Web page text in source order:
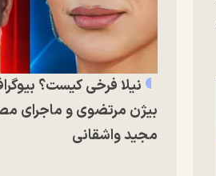
نیلا فرخی کیست؟
بیژن مرتضوی و ماجرای
مجید واشقانی